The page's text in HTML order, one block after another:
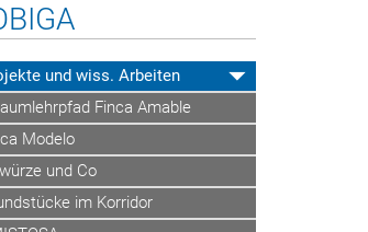
und wiss. Arbeiten
Finca Amable
Modelo
und Co
im Korridor